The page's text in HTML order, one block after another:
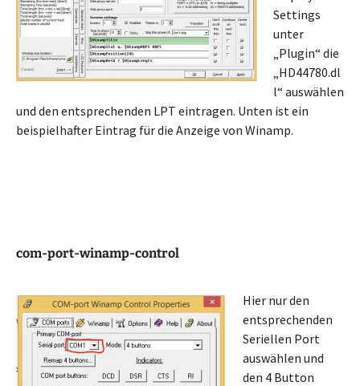
Settings
unter
„Plugin“ die
„HD44780.dl
l“ auswählen
und den entsprechenden LPT eintragen. Unten ist ein
beispielhafter Eintrag für die Anzeige von Winamp.
com-port-winamp-control
Hier nur den
entsprechenden
Seriellen Port
auswählen und
den 4 Button